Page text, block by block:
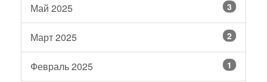
Май 2025 3
Март 2025 2
Февраль 2025 1